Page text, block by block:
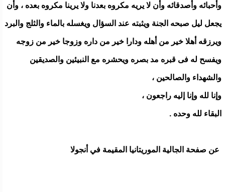
وأحبائه وأصدقائه وأن لا يريه مكروه بعدنا ولا يرينا مكروه بعده ، وأن
يجعل ليل صبحه الجنة ويثبته عند السؤال ويغسله بالماء والثلج والبرد
ويرزقه أهلا خير من أهله ودارا خير من داره وزوجا خير من زوجه
ويفسح له فى قبره مد بصره ويحشره مع النبيئين والصديقين
والشهداء والصالحين ،
وإنا لله وإنا إليه راجعون ،
البقاء لله وحده .
عن صفحة الجالية الموريتانيا المقيمة في أنجولا